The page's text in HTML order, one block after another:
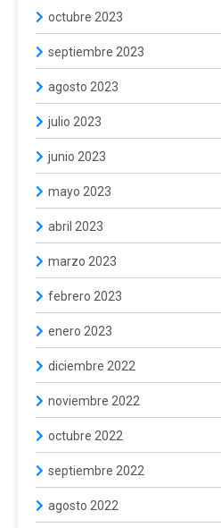
octubre 2023
septiembre 2023
agosto 2023
julio 2023
junio 2023
mayo 2023
abril 2023
marzo 2023
febrero 2023
enero 2023
diciembre 2022
noviembre 2022
octubre 2022
septiembre 2022
agosto 2022